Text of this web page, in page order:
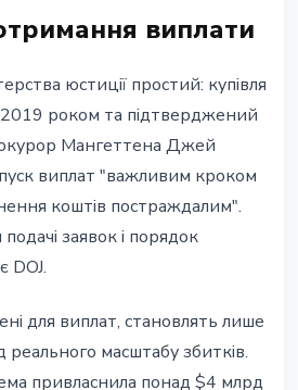
виплати
юстиції простий: купівля
2019 роком та підтверджений
Мангеттена Джей
виплат "важливим кроком
коштів постраждалим".
заявок і порядок
DOJ.
для виплат, становлять лише
реального масштабу збитків.
привласнила понад $4 млрд